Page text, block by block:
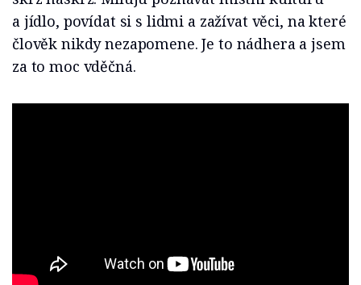
a jídlo, povídat si s lidmi a zažívat věci, na které
člověk nikdy nezapomene. Je to nádhera a jsem
za to moc vděčná.